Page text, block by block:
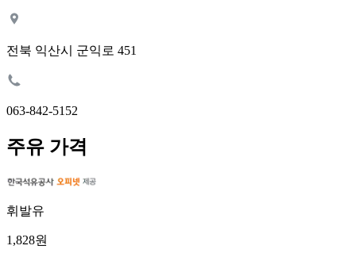
전북 익산시 군익로 451
063-842-5152
주유 가격
휘발유
1,828원